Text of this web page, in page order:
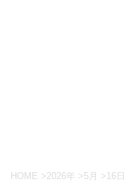
HOME >2026年 >5月 >16日